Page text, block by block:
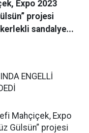
Expo 2023
projesi
sandalye...
ENGELLİ
Mahçiçek, Expo
Gülsün” projesi